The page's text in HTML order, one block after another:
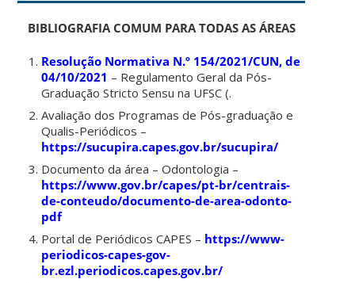
BIBLIOGRAFIA COMUM PARA TODAS AS ÁREAS
Resolução Normativa N.º 154/2021/CUN, de
04/10/2021 – Regulamento Geral da Pós-
Graduação Stricto Sensu na UFSC (.
Avaliação dos Programas de Pós-graduação e
Qualis-Periódicos –
https://sucupira.capes.gov.br/sucupira/
Documento da área – Odontologia –
https://www.gov.br/capes/pt-br/centrais-
de-conteudo/documento-de-area-odonto-
pdf
Portal de Periódicos CAPES – https://www-
periodicos-capes-gov-
br.ezl.periodicos.capes.gov.br/